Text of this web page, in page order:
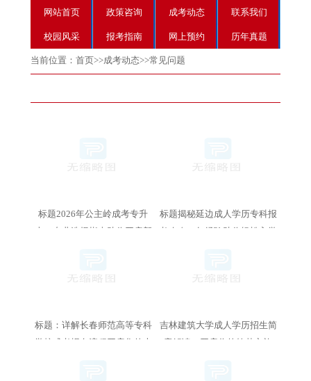
网站首页 政策咨询 成考动态 联系我们
校园风采 报考指南 网上预约 历年真题
当前位置： 首页>>成考动态>>常见问题
标题2026年公主岭成考专升
本，专业选择指南助你开启新
标题揭秘延边成人学历专科报
考攻略26年经验助你轻松入学
标题：详解长春师范高等专科
学校成考报名流程开启您的大
吉林建筑大学成人学历招生简
章解读：开启你的筑梦之旅